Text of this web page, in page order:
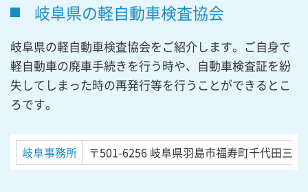
岐阜県の軽自動車検査協会
岐阜県の軽自動車検査協会をご紹介します。ご自身で
軽自動車の廃車手続きを行う時や、自動車検査証を紛
失してしまった時の再発行等を行うことができるとこ
ろです。
岐阜事務所 〒501-6256 岐阜県羽島市福寿町千代田三丁